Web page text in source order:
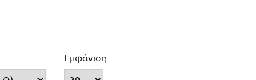
Εμφάνιση